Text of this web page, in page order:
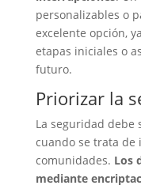
personalizables o
excelente opción,
etapas iniciales o
futuro.
Priorizar la
La seguridad
cuando se trata de
comunidades. Los
mediante